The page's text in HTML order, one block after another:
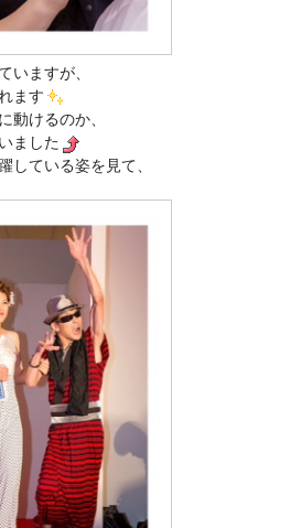
ますが、
ます
けるのか、
ました
ている姿を見て、